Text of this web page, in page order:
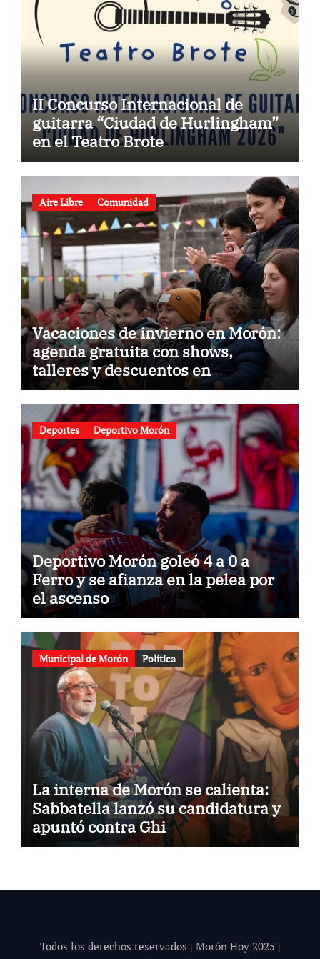
II Concurso Internacional de
guitarra “Ciudad de Hurlingham”
en el Teatro Brote
Aire Libre Comunidad
Vacaciones de invierno en Morón:
agenda gratuita con shows,
talleres y descuentos en
gastronomía
Deportes Deportivo Morón
Deportivo Morón goleó 4 a 0 a
Ferro y se afianza en la pelea por
el ascenso
Municipal de Morón Política
La interna de Morón se calienta:
Sabbatella lanzó su candidatura y
apuntó contra Ghi
Todos los derechos reservados | Morón Hoy 2025 |